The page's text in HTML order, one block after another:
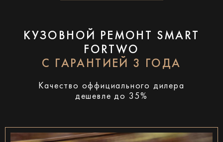
КУЗОВНОЙ РЕМОНТ SMART
FORTWO
С ГАРАНТИЕЙ 3 ГОДА
Качество оффициального дилера
дешевле до 35%